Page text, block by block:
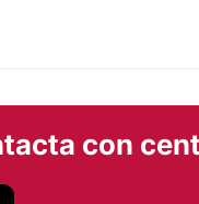
y se obtiene una piel más
cuenta con la
son hidratación
EnBienestar Integral
con